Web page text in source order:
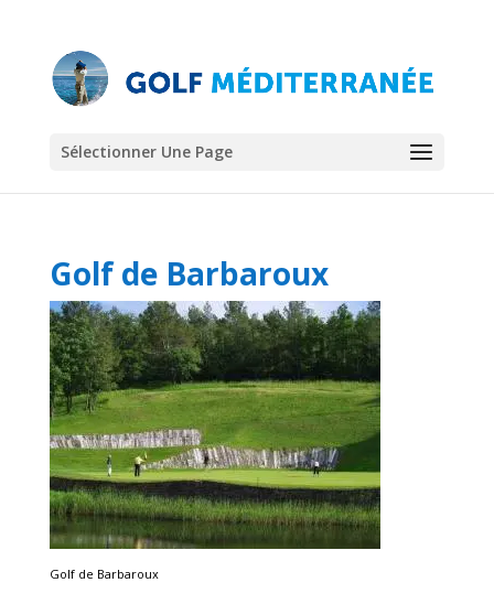
Sélectionner Une Page
Golf de Barbaroux
Golf de Barbaroux